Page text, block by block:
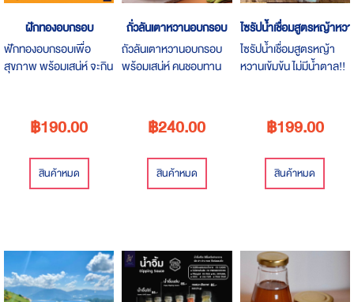
ฝักทองอบกรอบ
ฟักทองอบกรอบเพื่อ
สุขภาพ พร้อมเสน่ห์ จะกิน
฿190.00
สินค้าหมด
ถั่วลันเตาหวานอบกรอบ
ถัวลันเตาหวานอบกรอบ
พร้อมเสน่ห์ คนชอบทาน
฿240.00
สินค้าหมด
ไซรัปน้ำเชื่อมสูตรหญ้าหวา
ไซรัปน้ำเชื่อมสูตรหญ้า
หวานเข้มข้น ไม่มีน้ำตาล!!
หวานแบบเอว S.
฿199.00
สินค้าหมด